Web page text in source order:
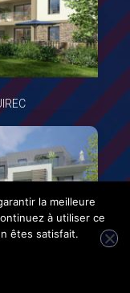
la meilleure
à utiliser ce
êtes satisfait.